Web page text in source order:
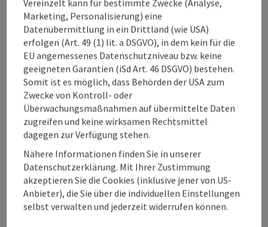
Preise
Anreise/Lage
Eignung
Barrierefreiheit
Marketing, Personalisierung) eine
Datenübermittlung in ein Drittland (wie USA)
erfolgen (Art. 49 (1) lit. a DSGVO), in dem kein für die
EU angemessenes Datenschutzniveau bzw. keine
geeigneten Garantien (iSd Art. 46 DSGVO) bestehen.
Somit ist es möglich, dass Behörden der USA zum
Zwecke von Kontroll- oder
Überwachungsmaßnahmen auf übermittelte Daten
zugreifen und keine wirksamen Rechtsmittel
dagegen zur Verfügung stehen.
Nähere Informationen finden Sie in unserer
Datenschutzerklärung. Mit Ihrer Zustimmung
akzeptieren Sie die Cookies (inklusive jener von US-
Anbieter), die Sie über die individuellen Einstellungen
selbst verwalten und jederzeit widerrufen können.